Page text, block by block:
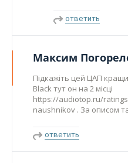
ответить
Максим
Підкажіть цей ЦАП
Black тут он на 2 місці
https://audiotop.ru/
naushnikov . За описом
ответить